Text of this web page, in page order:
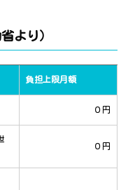
より）
負担上限月額
０円
０円